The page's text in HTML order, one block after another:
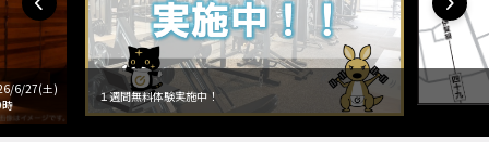
6/27(土)
１週間無料体験実施中！